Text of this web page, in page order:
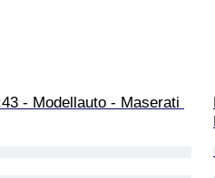
- Modellauto - Maserati